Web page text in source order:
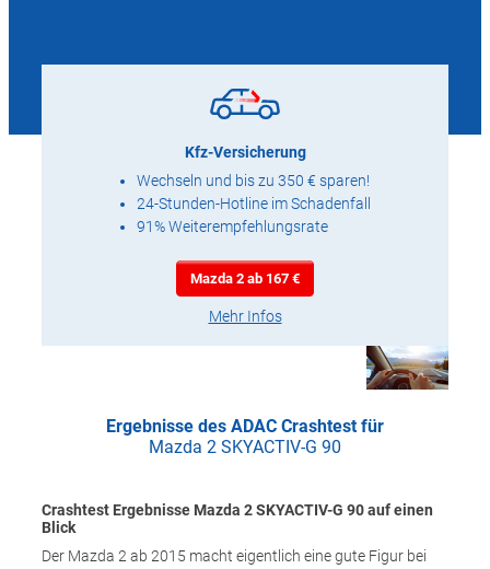
Kfz-Versicherung
Wechseln und bis zu 350 € sparen!
24-Stunden-Hotline im Schadenfall
91% Weiterempfehlungsrate
Mazda 2 ab 167 €
Mehr Infos
Ergebnisse des ADAC Crashtest für
Mazda 2 SKYACTIV-G 90
Crashtest Ergebnisse Mazda 2 SKYACTIV-G 90 auf einen
Blick
Der Mazda 2 ab 2015 macht eigentlich eine gute Figur bei